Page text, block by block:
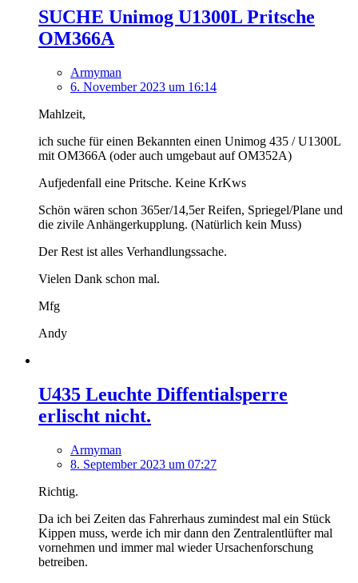
SUCHE Unimog U1300L Pritsche
OM366A
Armyman
6. November 2023 um 16:14
Mahlzeit,
ich suche für einen Bekannten einen Unimog 435 / U1300L
mit OM366A (oder auch umgebaut auf OM352A)
Aufjedenfall eine Pritsche. Keine KrKws
Schön wären schon 365er/14,5er Reifen, Spriegel/Plane und
die zivile Anhängerkupplung. (Natürlich kein Muss)
Der Rest ist alles Verhandlungssache.
Vielen Dank schon mal.
Mfg
Andy
U435 Leuchte Diffentialsperre
erlischt nicht.
Armyman
8. September 2023 um 07:27
Richtig.
Da ich bei Zeiten das Fahrerhaus zumindest mal ein Stück
Kippen muss, werde ich mir dann den Zentralentlüfter mal
vornehmen und immer mal wieder Ursachenforschung
betreiben.